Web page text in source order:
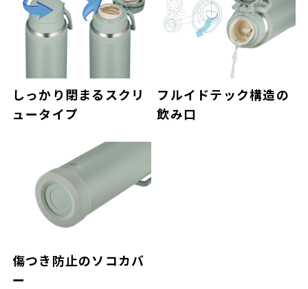
しっかり閉まるスクリ
ュータイプ
フルイドテック構造の
飲み口
傷つき防止のソコカバ
ー